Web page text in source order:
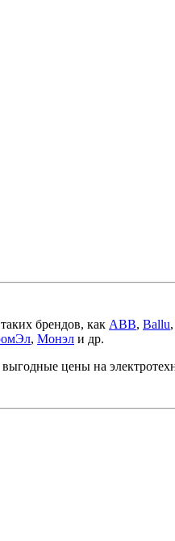
брендов, как ABB, Ballu,
, Монэл и др.
цены на